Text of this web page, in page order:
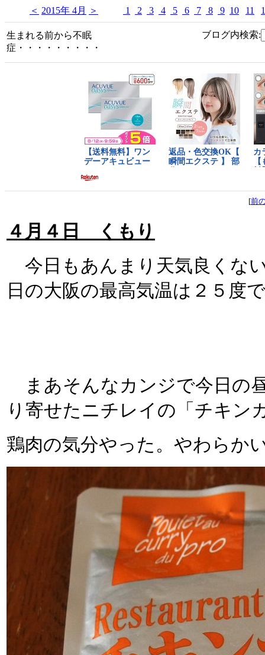
＜ 2015年 4月 ＞ 1 2 3 4 5 6 7 8 9 10 11
生まれる前から不眠
症・・・・・・・・・
ブログ内検索:
[前
４月４日 くもり
今日もあんまり天気良くな
日の大阪の最高気温は２５度
まあそんなカンジで今日の
り寄せたニチレイの「チキ
鶏肉の気分やった。やわらか